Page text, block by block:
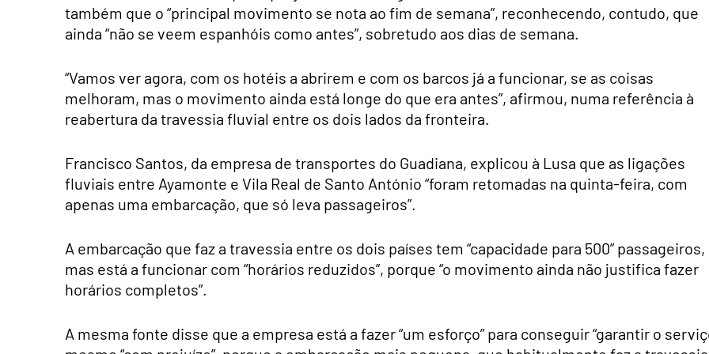
também que o “principal movimento se nota ao fim de semana”, reconhecendo, contudo, que
ainda “não se veem espanhóis como antes”, sobretudo aos dias de semana.
“Vamos ver agora, com os hotéis a abrirem e com os barcos já a funcionar, se as coisas
melhoram, mas o movimento ainda está longe do que era antes”, afirmou, numa referência à
reabertura da travessia fluvial entre os dois lados da fronteira.
Francisco Santos, da empresa de transportes do Guadiana, explicou à Lusa que as ligações
fluviais entre Ayamonte e Vila Real de Santo António “foram retomadas na quinta-feira, com
apenas uma embarcação, que só leva passageiros”.
A embarcação que faz a travessia entre os dois países tem “capacidade para 500” passageiros,
mas está a funcionar com “horários reduzidos”, porque “o movimento ainda não justifica fazer
horários completos”.
A mesma fonte disse que a empresa está a fazer “um esforço” para conseguir “garantir o